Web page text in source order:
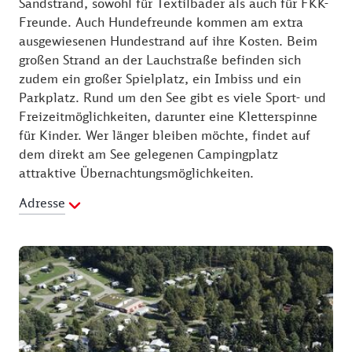
Sandstrand, sowohl für Textilbader als auch für FKK-
Freunde. Auch Hundefreunde kommen am extra
ausgewiesenen Hundestrand auf ihre Kosten. Beim
großen Strand an der Lauchstraße befinden sich
zudem ein großer Spielplatz, ein Imbiss und ein
Parkplatz. Rund um den See gibt es viele Sport- und
Freizeitmöglichkeiten, darunter eine Kletterspinne
für Kinder. Wer länger bleiben möchte, findet auf
dem direkt am See gelegenen Campingplatz
attraktive Übernachtungsmöglichkeiten.
Adresse